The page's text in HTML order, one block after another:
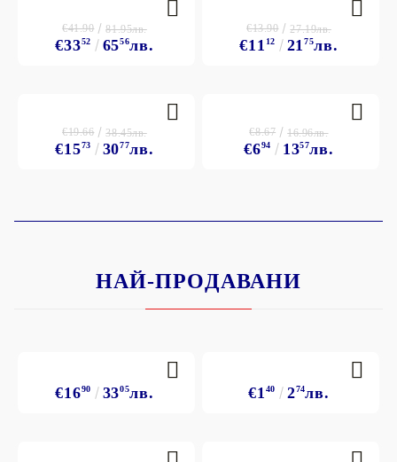
€3352 6556лв.
€41.90 81.95лв.
€11 12 2175лв.
€13.90 27.19лв.
€1573 3077лв.
€19.66 38.45лв.
€694 1357лв.
€8.67 16.96лв.
НАЙ-ПРОДАВАНИ
€1690 3305лв. €1 40 274лв.